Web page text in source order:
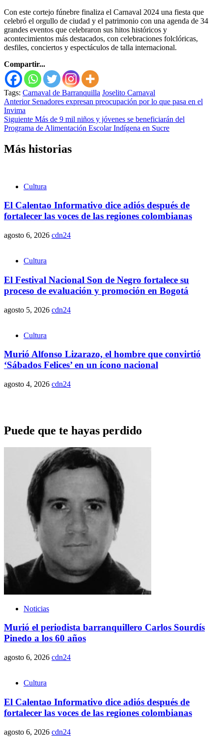
Con este cortejo fúnebre finaliza el Carnaval 2024 una fiesta que
celebró el orgullo de ciudad y el patrimonio con una agenda de 34
grandes eventos que celebraron sus hitos históricos y
acontecimientos más destacados, con celebraciones folclóricas,
desfiles, conciertos y espectáculos de talla internacional.
Compartir...
Tags: Carnaval de Barranquilla Joselito Carnaval
Seguir
leyendo
AnteriorSenadores expresan preocupación por lo que pasa en el
Invima
Siguiente Más de 9 mil niños y jóvenes se beneficiarán del
Programa de Alimentación Escolar Indígena en Sucre
Más historias
Cultura
El Calentao Informativo dice adiós después de
fortalecer las voces de las regiones colombianas
agosto 6, 2026 cdn24
Cultura
El Festival Nacional Son de Negro fortalece su
proceso de evaluación y promoción en Bogotá
agosto 5, 2026 cdn24
Cultura
Murió Alfonso Lizarazo, el hombre que convirtió
‘Sábados Felices’ en un ícono nacional
agosto 4, 2026 cdn24
Puede que te hayas perdido
Noticias
Murió el periodista barranquillero Carlos Sourdís
Pinedo a los 60 años
agosto 6, 2026 cdn24
Cultura
El Calentao Informativo dice adiós después de
fortalecer las voces de las regiones colombianas
agosto 6, 2026 cdn24